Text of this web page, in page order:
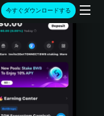
今すぐダウンロードする